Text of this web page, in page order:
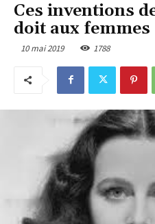
Ces inventions
doit aux femmes
10 mai 2019 1788